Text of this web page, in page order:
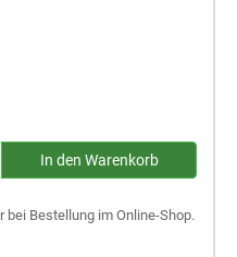
bei Bestellung im Online-Shop.